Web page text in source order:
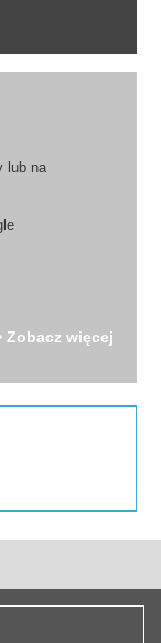
lub na
Zobacz więcej